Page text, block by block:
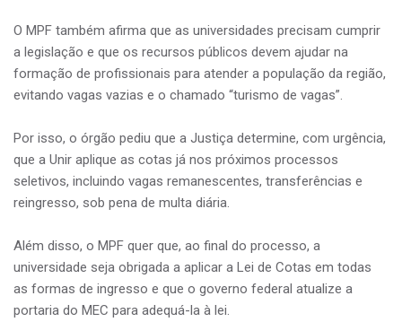
O MPF também afirma que as universidades precisam cumprir
a legislação e que os recursos públicos devem ajudar na
formação de profissionais para atender a população da região,
evitando vagas vazias e o chamado “turismo de vagas”.
Por isso, o órgão pediu que a Justiça determine, com urgência,
que a Unir aplique as cotas já nos próximos processos
seletivos, incluindo vagas remanescentes, transferências e
reingresso, sob pena de multa diária.
Além disso, o MPF quer que, ao final do processo, a
universidade seja obrigada a aplicar a Lei de Cotas em todas
as formas de ingresso e que o governo federal atualize a
portaria do MEC para adequá-la à lei.